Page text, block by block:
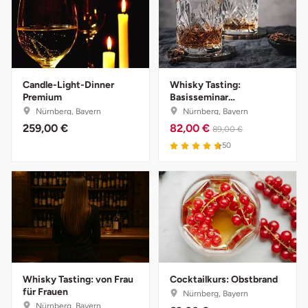
Candle-Light-Dinner
Premium
Nürnberg, Bayern
259,00 €
Whisky Tasting:
Basisseminar
Weltspirituose
Nürnberg, Bayern
82,00 € 89,00 €
4.7 von 5
50
Whisky Tasting: von Frau
für Frauen
Nürnberg, Bayern
Cocktailkurs: Obstbrand
Nürnberg, Bayern
Ostholstein
Ostprignitz-Ruppin
Oy-Mittelberg
Passau
Pinneberg
Pirna
Plön
Potsdam